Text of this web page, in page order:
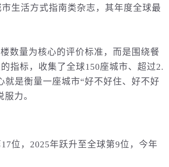
生活方式指南类杂志，其年度全球最
数量为核心的评价标准，而是围绕餐
的指标，收集了全球150座城市、超过2.
是衡量一座城市“好不好住、好不好
力。
位，2025年跃升至全球第9位，今年